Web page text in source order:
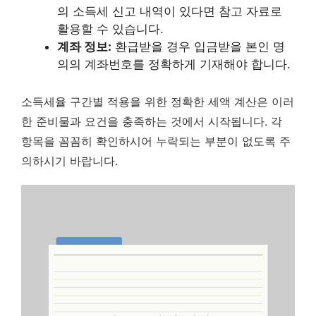
의 소득세 신고 내역이 있다면 참고 자료로
활용할 수 있습니다.
계좌 정보: 환급받을 경우 입금받을 본인 명
의의 계좌번호를 정확하게 기재해야 합니다.
소득세율 구간별 적용을 위한 정확한 세액 계산은 이러
한 준비물과 요건을 충족하는 것에서 시작됩니다. 각
항목을 꼼꼼히 확인하시어 누락되는 부분이 없도록 주
의하시기 바랍니다.